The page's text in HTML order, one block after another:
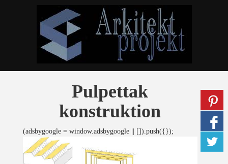
Pulpettak
konstruktion
(adsbygoogle = window.adsbygoogle || []).push({});